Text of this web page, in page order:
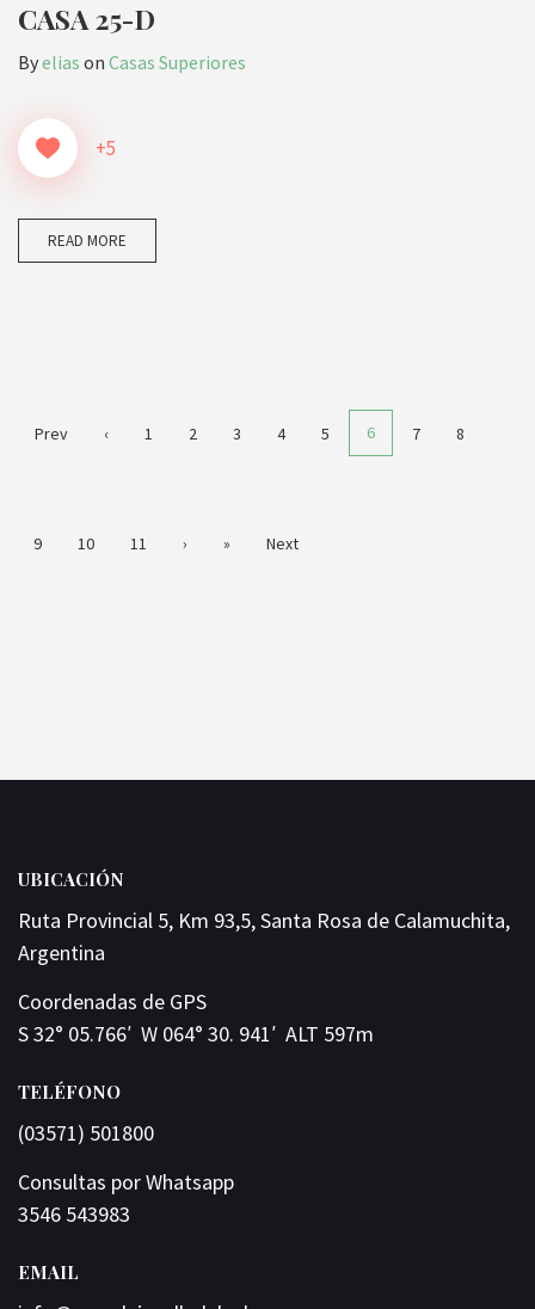
CASA 25-D
Byelias on Casas Superiores
+5
READ MORE
Prev ‹ 1 2 3 4 5 6 7 8
9 10 11 › » Next
UBICACIÓN
Ruta Provincial 5, Km 93,5, Santa Rosa de Calamuchita,
Argentina
Coordenadas de GPS
S 32° 05.766′ W 064° 30. 941′ ALT 597m
TELÉFONO
(03571) 501800
Consultas por Whatsapp
3546 543983
EMAIL